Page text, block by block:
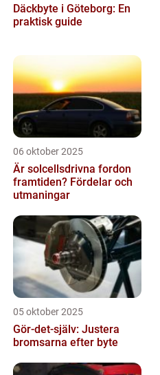
Däckbyte i Göteborg: En
praktisk guide
06 oktober 2025
Är solcellsdrivna fordon
framtiden? Fördelar och
utmaningar
05 oktober 2025
Gör-det-själv: Justera
bromsarna efter byte